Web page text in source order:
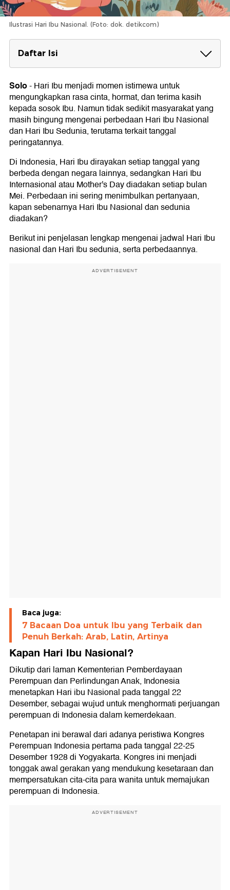
Ilustrasi Hari Ibu Nasional. (Foto: dok. detikcom)
Daftar Isi
Kapan Hari Ibu Nasional?
Kapan Hari Ibu Sedunia atau Mother's Day?
Perbedaan Hari Ibu Nasional dan Hari Ibu
Sedunia
Solo-Hari Ibu menjadi momen istimewa untuk
mengungkapkan rasa cinta, hormat, dan terima kasih
kepada sosok Ibu. Namun tidak sedikit masyarakat yang
masih bingung mengenai perbedaan Hari Ibu Nasional
dan Hari Ibu Sedunia, terutama terkait tanggal
peringatannya.
Di Indonesia, Hari Ibu dirayakan setiap tanggal yang
berbeda dengan negara lainnya, sedangkan Hari Ibu
Internasional atau Mother's Day diadakan setiap bulan
Mei. Perbedaan ini sering menimbulkan pertanyaan,
kapan sebenarnya Hari Ibu Nasional dan sedunia
diadakan?
Berikut ini penjelasan lengkap mengenai jadwal Hari Ibu
nasional dan Hari Ibu sedunia, serta perbedaannya.
ADVERTISEMENT
Baca juga:
7 Bacaan Doa untuk Ibu yang Terbaik dan
Penuh Berkah: Arab, Latin, Artinya
Kapan Hari Ibu Nasional?
Dikutip dari laman Kementerian Pemberdayaan
Perempuan dan Perlindungan Anak, Indonesia
menetapkan Hari ibu Nasional pada tanggal 22
Desember, sebagai wujud untuk menghormati perjuangan
perempuan di Indonesia dalam kemerdekaan.
Penetapan ini berawal dari adanya peristiwa Kongres
Perempuan Indonesia pertama pada tanggal 22-25
Desember 1928 di Yogyakarta. Kongres ini menjadi
tonggak awal gerakan yang mendukung kesetaraan dan
mempersatukan cita-cita para wanita untuk memajukan
perempuan di Indonesia.
ADVERTISEMENT